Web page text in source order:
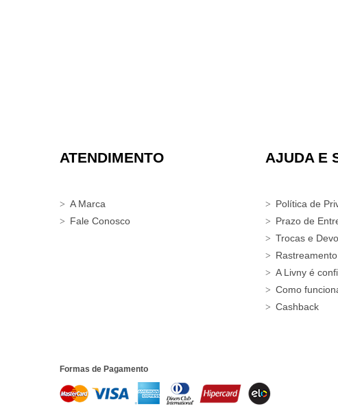
ATENDIMENTO
A Marca
Fale Conosco
AJUDA E
Política de
Prazo de
Trocas e
Rastreamento
A Livny é
Como
Cashback
Formas de Pagamento